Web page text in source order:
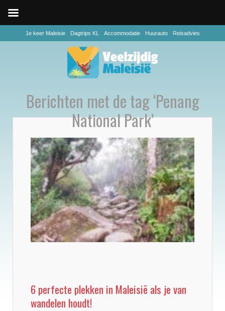
1e keer Maleisie Dagtrips KL Accommodatie Huurauto Reisadvies
Berichten met de tag ‘Penang
National Park’
6 perfecte plekken in Maleisië als je van
wandelen houdt!